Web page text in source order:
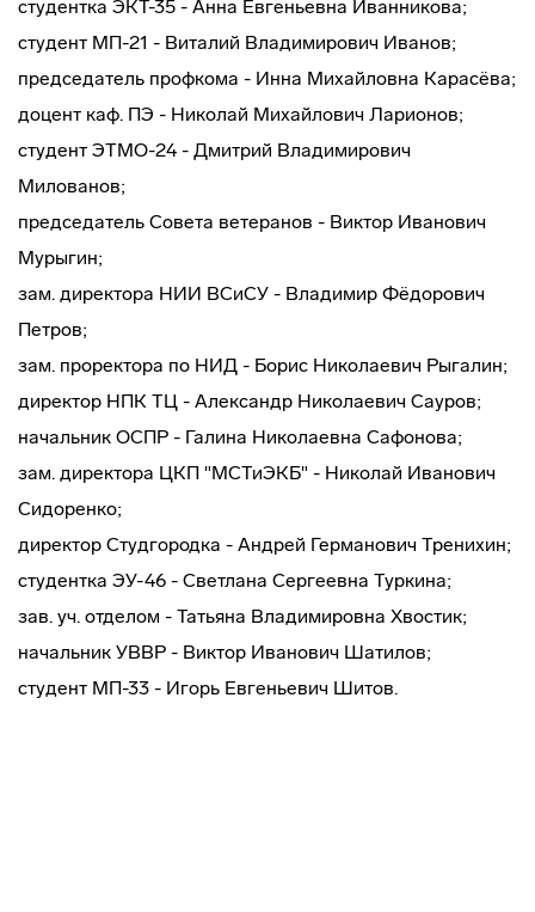
студентка ЭКТ-35 - Анна Евгеньевна Иванникова;
студент МП-21 - Виталий Владимирович Иванов;
председатель профкома - Инна Михайловна Карасёва;
доцент каф. ПЭ - Николай Михайлович Ларионов;
студент ЭТМО-24 - Дмитрий Владимирович
Милованов;
председатель Совета ветеранов - Виктор Иванович
Мурыгин;
зам. директора НИИ ВСиСУ - Владимир Фёдорович
Петров;
зам. проректора по НИД - Борис Николаевич Рыгалин;
директор НПК ТЦ - Александр Николаевич Сауров;
начальник ОСПР - Галина Николаевна Сафонова;
зам. директора ЦКП "МСТиЭКБ" - Николай Иванович
Сидоренко;
директор Студгородка - Андрей Германович Тренихин;
студентка ЭУ-46 - Светлана Сергеевна Туркина;
зав. уч. отделом - Татьяна Владимировна Хвостик;
начальник УВВР - Виктор Иванович Шатилов;
студент МП-33 - Игорь Евгеньевич Шитов.